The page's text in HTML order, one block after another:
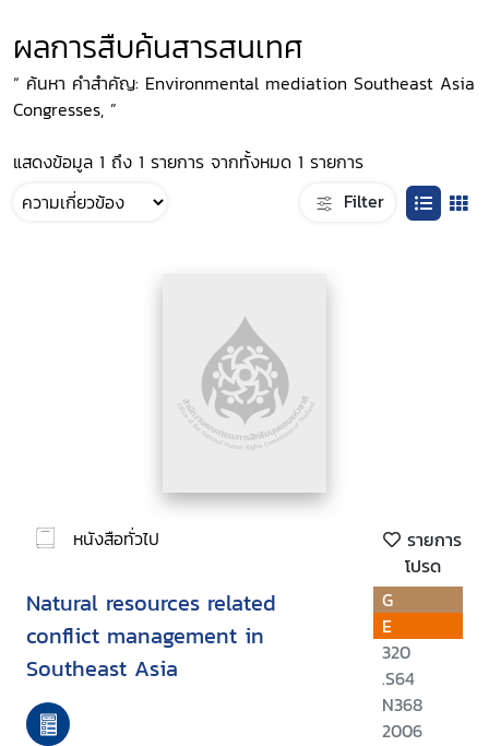
ผลการสืบค้นสารสนเทศ
“ ค้นหา คำสำคัญ: Environmental mediation Southeast Asia
Congresses, ”
แสดงข้อมูล 1 ถึง 1 รายการ จากทั้งหมด 1 รายการ
Filter
หนังสือทั่วไป
รายการ
โปรด
Natural resources related
conflict management in
Southeast Asia
G
E
320
.S64
N368
2006